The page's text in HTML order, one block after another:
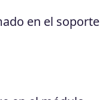
en el soporte